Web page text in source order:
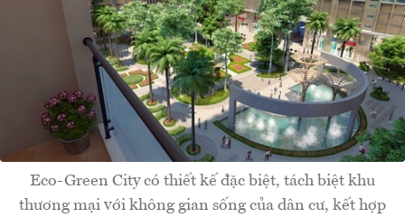
Eco-Green City có thiết kế đặc biệt, tách biệt khu
thương mại với không gian sống của dân cư, kết hợp